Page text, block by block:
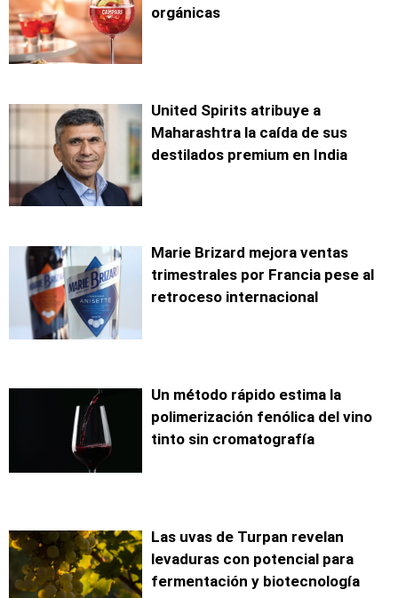
orgánicas
United Spirits atribuye a
Maharashtra la caída de sus
destilados premium en India
Marie Brizard mejora ventas
trimestrales por Francia pese al
retroceso internacional
Un método rápido estima la
polimerización fenólica del vino
tinto sin cromatografía
Las uvas de Turpan revelan
levaduras con potencial para
fermentación y biotecnología